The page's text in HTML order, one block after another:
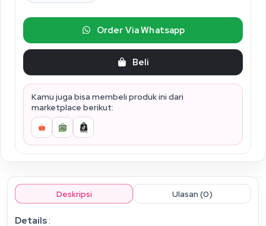
Order Via Whatsapp
Beli
Kamu juga bisa membeli produk ini dari
marketplace berikut:
Deskripsi Ulasan (0)
Details: